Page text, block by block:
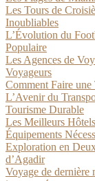
Les Tours de
Inoubliables
L’Évolution du
Populaire
Les Agences de
Voyageurs
Comment Faire
L’Avenir du
Tourisme Durable
Les Meilleurs
Équipements
Exploration en
d’Agadir
Voyage de dernière